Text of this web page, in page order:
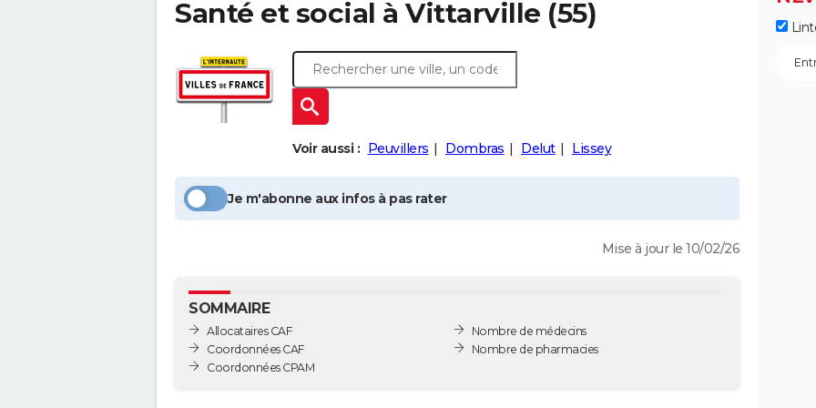
Santé et social à Vittarville (55)
Voir aussi : Peuvillers Dombras Delut Lissey
Je m'abonne aux infos à pas rater
Mise à jour le 10/02/26
SOMMAIRE
Allocataires CAF
Coordonnées CAF
Coordonnées CPAM
Nombre de médecins
Nombre de pharmacies